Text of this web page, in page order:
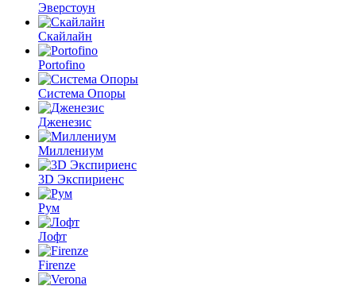
Эверстоун
Скайлайн
Portofino
Система Опоры
Дженезис
Миллениум
3D Экспириенс
Рум
Лофт
Firenze